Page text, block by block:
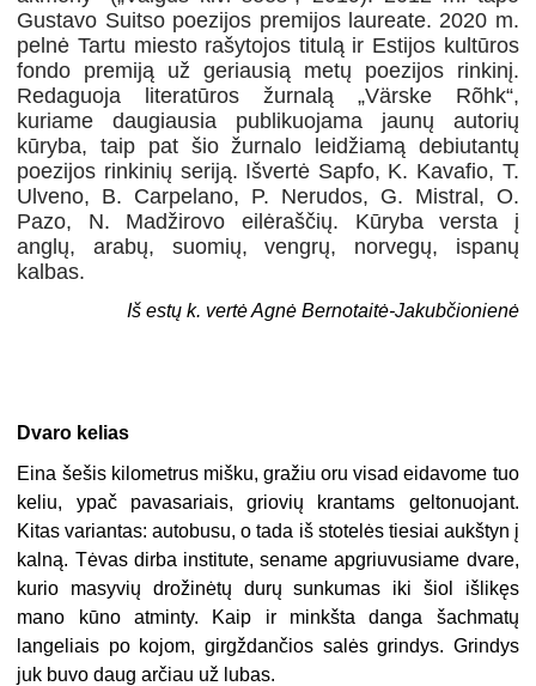
Gustavo Suitso poezijos premijos laureate. 2020 m.
pelnė Tartu miesto rašytojos titulą ir Estijos kultūros
fondo premiją už geriausią metų poezijos rinkinį.
Redaguoja literatūros žurnalą „Värske Rõhk“,
kuriame daugiausia publikuojama jaunų autorių
kūryba, taip pat šio žurnalo leidžiamą debiutantų
poezijos rinkinių seriją. Išvertė Sapfo, K. Kavafio, T.
Ulveno, B. Carpelano, P. Nerudos, G. Mistral, O.
Pazo, N. Madžirovo eilėraščių. Kūryba versta į
anglų, arabų, suomių, vengrų, norvegų, ispanų
kalbas.
Iš estų k. vertė Agnė Bernotaitė-Jakubčionienė
Dvaro kelias
Eina šešis kilometrus mišku, gražiu oru visad eidavome tuo
keliu, ypač pavasariais, griovių krantams geltonuojant.
Kitas variantas: autobusu, o tada iš stotelės tiesiai aukštyn į
kalną. Tėvas dirba institute, sename apgriuvusiame dvare,
kurio masyvių drožinėtų durų sunkumas iki šiol išlikęs
mano kūno atminty. Kaip ir minkšta danga šachmatų
langeliais po kojom, girgždančios salės grindys. Grindys
juk buvo daug arčiau už lubas.